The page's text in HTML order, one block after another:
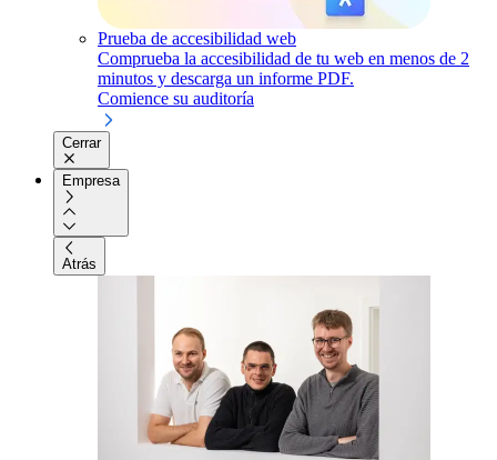
Prueba de accesibilidad web
Comprueba la accesibilidad de tu web en menos de 2
minutos y descarga un informe PDF.
Comience su auditoría
Cerrar
Empresa
Atrás